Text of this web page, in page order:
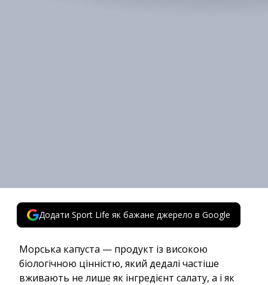
Додати Sport Life як бажане джерело в Google
Морська капуста — продукт із високою
біологічною цінністю, який дедалі частіше
вживають не лише як інгредієнт салату, а і як